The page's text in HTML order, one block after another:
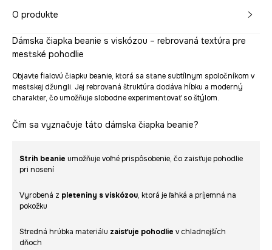
O produkte
Dámska čiapka beanie s viskózou – rebrovaná textúra pre
mestské pohodlie
Objavte fialovú čiapku beanie, ktorá sa stane subtílnym spoločníkom v
mestskej džungli. Jej rebrovaná štruktúra dodáva hĺbku a moderný
charakter, čo umožňuje slobodne experimentovať so štýlom.
Čím sa vyznačuje táto dámska čiapka beanie?
Strih beanie umožňuje voľné prispôsobenie, čo zaisťuje pohodlie
pri nosení
Vyrobená z pleteniny s viskózou, ktorá je ľahká a príjemná na
pokožku
Stredná hrúbka materiálu zaisťuje pohodlie v chladnejších
dňoch